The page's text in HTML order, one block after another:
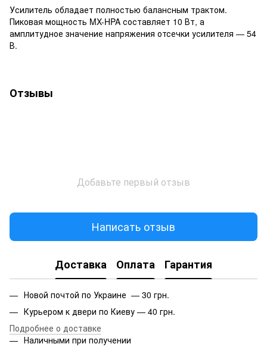
Усилитель обладает полностью балансным трактом.
Пиковая мощность MX-HPA составляет 10 Вт, а
амплитудное значение напряжения отсечки усилителя — 54
В.
Отзывы
Добавьте первый отзыв
Написать отзыв
Доставка Оплата Гарантия
Новой почтой по Украине — 30 грн.
Курьером к двери по Киеву — 40 грн.
Подробнее о доставке
Наличными при получении